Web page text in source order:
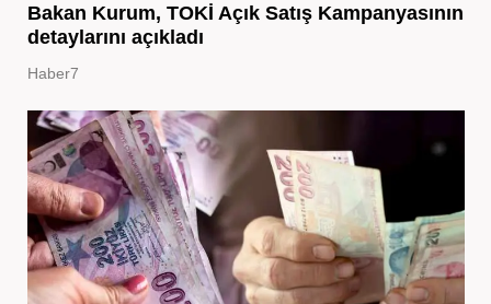
Bakan Kurum, TOKİ Açık Satış Kampanyasının
detaylarını açıkladı
Haber7